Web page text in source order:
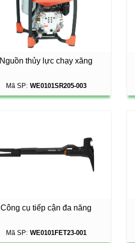
Nguồn thủy lực chạy xăng
Mã SP: WE0101SR205-003
Công cụ tiếp cận đa năng
Mã SP: WE0101FET23-001